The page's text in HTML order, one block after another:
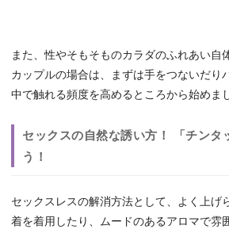
また、性やそもそものカラダのふれあい自
カップルの場合は、まずは手をつないだり
中で触れる頻度を高めるところから始めま
セックスの自然な誘い方！ 「チンタ
う！
セックスレスの解消方法として、よく上げ
着を着用したり、ムードのあるアロマで雰